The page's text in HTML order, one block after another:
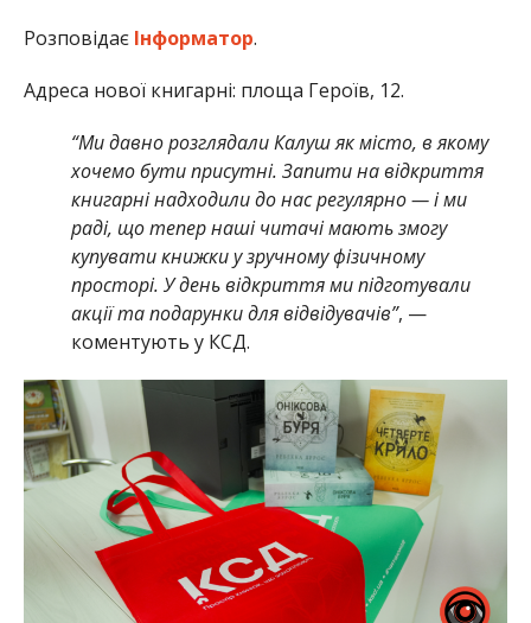
РозповідаєІнформатор.
Адреса нової книгарні: площа Героїв, 12.
“Ми давно розглядали Калуш як місто, в якому
хочемо бути присутні. Запити на відкриття
книгарні надходили до нас регулярно — і ми
раді, що тепер наші читачі мають змогу
купувати книжки у зручному фізичному
просторі. У день відкриття ми підготували
акції та подарунки для відвідувачів”, —
коментують у КСД.